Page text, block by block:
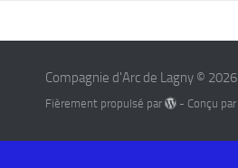
Compagnie d'Arc de Lagny ©
Fièrement propulsé par - Conçu